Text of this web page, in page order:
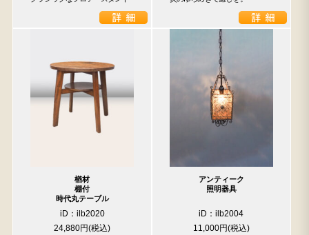
楢材
棚付
時代丸テーブル
iD：ilb2020
24,880円
アンティーク
照明器具
iD：ilb2004
11,000円